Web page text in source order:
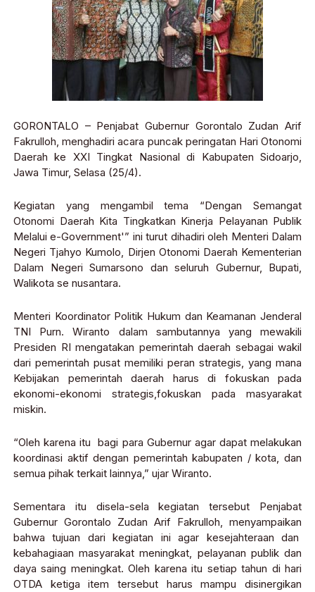
GORONTALO – Penjabat Gubernur Gorontalo Zudan Arif
Fakrulloh, menghadiri acara puncak peringatan Hari Otonomi
Daerah ke XXI Tingkat Nasional di Kabupaten Sidoarjo,
Jawa Timur, Selasa (25/4).
Kegiatan yang mengambil tema “Dengan Semangat
Otonomi Daerah Kita Tingkatkan Kinerja Pelayanan Publik
Melalui e-Government'” ini turut dihadiri oleh Menteri Dalam
Negeri Tjahyo Kumolo, Dirjen Otonomi Daerah Kementerian
Dalam Negeri Sumarsono dan seluruh Gubernur, Bupati,
Walikota se nusantara.
Menteri Koordinator Politik Hukum dan Keamanan Jenderal
TNI Purn. Wiranto dalam sambutannya yang mewakili
Presiden RI mengatakan pemerintah daerah sebagai wakil
dari pemerintah pusat memiliki peran strategis, yang mana
Kebijakan pemerintah daerah harus di fokuskan pada
ekonomi-ekonomi strategis,fokuskan pada masyarakat
miskin.
“Oleh karena itu bagi para Gubernur agar dapat melakukan
koordinasi aktif dengan pemerintah kabupaten / kota, dan
semua pihak terkait lainnya,” ujar Wiranto.
Sementara itu disela-sela kegiatan tersebut Penjabat
Gubernur Gorontalo Zudan Arif Fakrulloh, menyampaikan
bahwa tujuan dari kegiatan ini agar kesejahteraan dan
kebahagiaan masyarakat meningkat, pelayanan publik dan
daya saing meningkat. Oleh karena itu setiap tahun di hari
OTDA ketiga item tersebut harus mampu disinergikan